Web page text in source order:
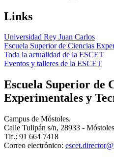
Links
Universidad Rey Juan Carlos
Escuela Superior de Ciencias
Toda la actualidad de la ESCET
Eventos y talleres de la ESCET
Escuela Superior de
Experimentales y
Campus de Móstoles.
Calle Tulipán s/n, 28933 -
Tlf.: 91 664 7418
Correo electrónico: